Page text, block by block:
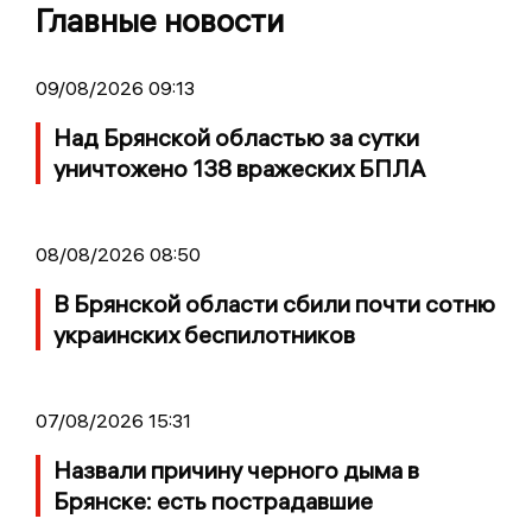
Главные новости
09/08/2026 09:13
Над Брянской областью за сутки
уничтожено 138 вражеских БПЛА
08/08/2026 08:50
В Брянской области сбили почти сотню
украинских беспилотников
07/08/2026 15:31
Назвали причину черного дыма в
Брянске: есть пострадавшие